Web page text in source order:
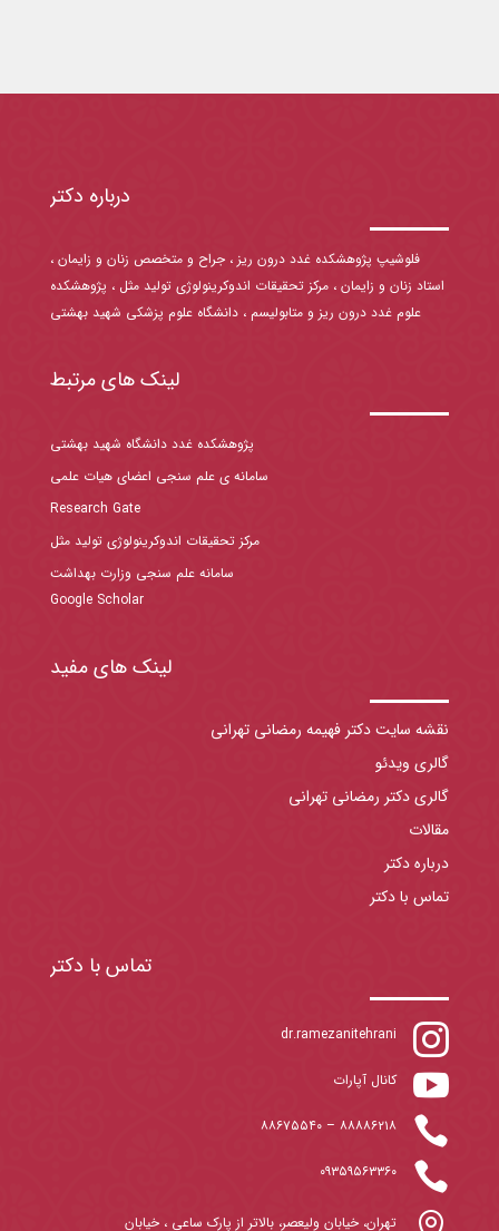
درباره دکتر
فلوشیپ پژوهشکده غدد درون ریز ، جراح و متخصص زنان و زایمان ،
استاد زنان و زایمان ، مرکز تحقیقات اندوکرینولوژی تولید مثل ، پژوهشکده
علوم غدد درون ریز و متابولیسم ، دانشگاه علوم پزشکی شهید بهشتی
لینک های مرتبط
پژوهشکده غدد دانشگاه شهید بهشتی
سامانه ی علم سنجی اعضای هیات علمی
Research Gate
مرکز تحقیقات اندوکرینولوژی تولید مثل
سامانه علم سنجی وزارت بهداشت
Google Scholar
لینک های مفید
نقشه سایت دکتر فهیمه رمضانی تهرانی
گالری ویدئو
گالری دکتر رمضانی تهرانی
مقالات
درباره دکتر
تماس با دکتر
تماس با دکتر

dr.ramezanitehrani
 کانال آپارات
 ۸۸۸۸۶۲۱۸– ۸۸۶۷۵۵۴۰
 ۰۹۳۵۹۵۶۳۳۶۰
تهران، خیابان ولیعصر، بالاتر از پارک ساعی ، خیابان